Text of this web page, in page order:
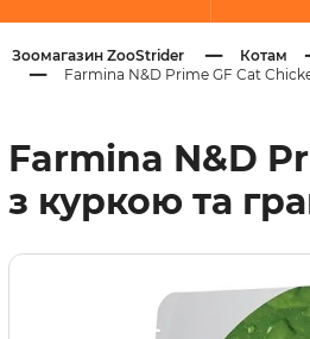
Вологий корм
Ласощі та кістки
Миски і контейнери для
Вологий корм
Ласощі
Миски і контейнери для
Ласощі
Годівниці та поїлки
Годівниці та поїлки
Зоомагазин ZooStrider Котам
Farmina N&D Prime GF Cat
Farmina N&D
з куркою та